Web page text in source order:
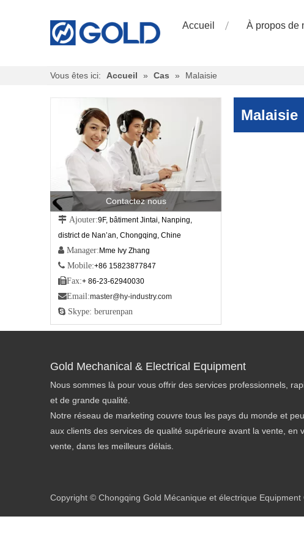
Accueil À propos de
Vous êtes ici: Accueil » Cas » Malaisie
Contactez nous
 Ajouter:9F, bâtiment Jintai, Nanping,
district de Nan’an, Chongqing, Chine
 Manager: Mme Ivy Zhang
 Mobile:+86 15823877847
Fax:+ 86-23-62940030
Email:master@hy-industry.com
 Skype: berurenpan
Malaisie
Gold Mechanical & Electrical Equipment
Nous sommes là pour vous offrir des services professionnels,
et de grande qualité.
Notre réseau de marketing couvre tous les pays du monde et
aux clients des services de qualité supérieure avant la vente, en
vente, dans les meilleurs délais.
Copyright © Chongqing Gold Mécanique et électrique